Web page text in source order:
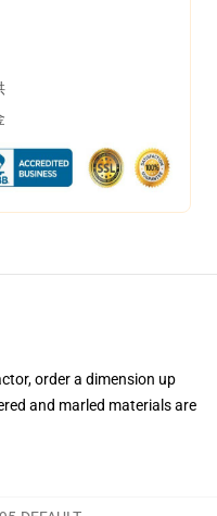
order a dimension up
and marled materials are